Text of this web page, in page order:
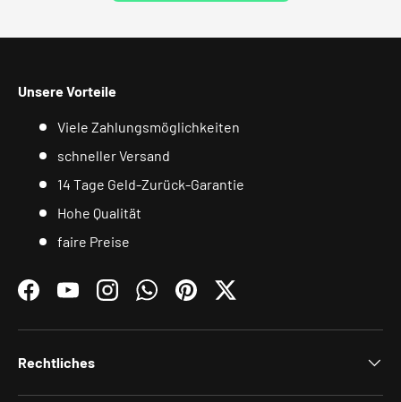
Unsere Vorteile
Viele Zahlungsmöglichkeiten
schneller Versand
14 Tage Geld-Zurück-Garantie
Hohe Qualität
faire Preise
FacebookYouTubeInstagramWhatsAppPinterestTwitter
Rechtliches